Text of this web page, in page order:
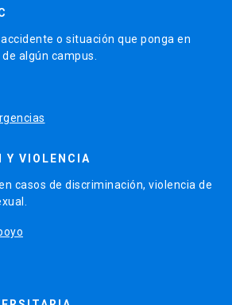
o situación que ponga en
algún campus.
Y VIOLENCIA
casos de discriminación, violencia de